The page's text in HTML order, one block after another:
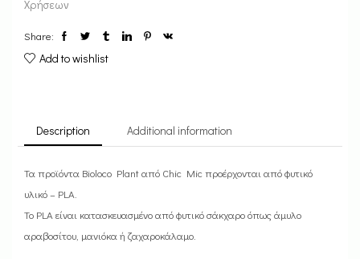
Χρήσεων
Share:
Add to wishlist
Description Additional information
Τα προϊόντα Bioloco Plant από Chic Mic προέρχονται από φυτικό
υλικό – PLA.
Το PLA είναι κατασκευασμένο από φυτικό σάκχαρο όπως άμυλο
αραβοσίτου, μανιόκα ή ζαχαροκάλαμο.